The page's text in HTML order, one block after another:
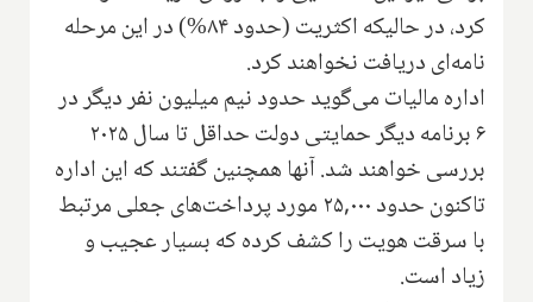
کرد، در حالیکه اکثریت (حدود ۸۴%) در این مرحله
نامه‌ای دریافت نخواهند کرد.
اداره مالیات می‌گوید حدود نیم میلیون نفر دیگر در
۶ برنامه دیگر حمایتی دولت حداقل تا سال ۲۰۲۵
بررسی خواهند شد. آنها همچنین گفتند که این اداره
تاکنون حدود ۲۵,۰۰۰ مورد پرداخت‌های جعلی مرتبط
با سرقت هویت را کشف کرده که بسیار عجیب و
زیاد است.